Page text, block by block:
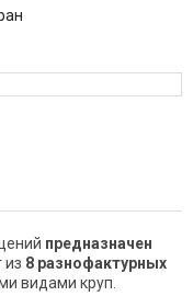
предназначен
из 8 разнофактурных
видами круп.